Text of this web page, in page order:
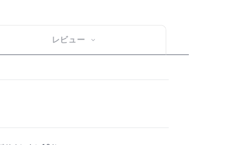
レビュー